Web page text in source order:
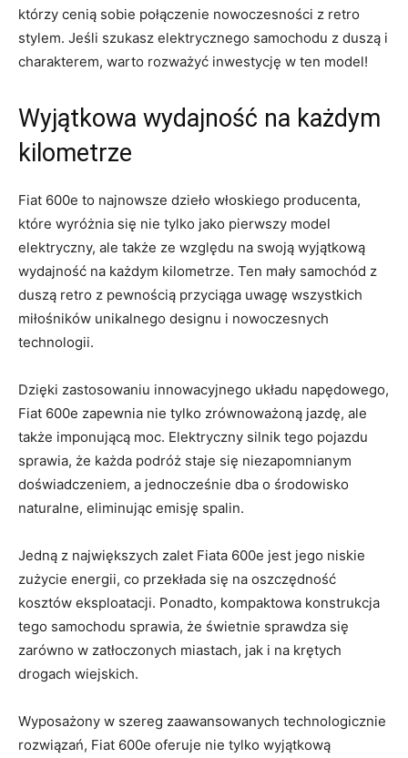
którzy cenią sobie ⁤połączenie nowoczesności z retro​
stylem. Jeśli szukasz elektrycznego samochodu z duszą i
charakterem, warto rozważyć inwestycję w ten model!
Wyjątkowa wydajność na‍ każdym
kilometrze
Fiat 600e‌ to ​najnowsze dzieło włoskiego producenta,‌
które⁤ wyróżnia się nie tylko jako pierwszy model
elektryczny, ⁣ale także ze względu na swoją wyjątkową
wydajność na każdym kilometrze. Ten mały samochód z
duszą​ retro z pewnością⁣ przyciąga uwagę wszystkich
miłośników unikalnego designu i nowoczesnych
technologii.
Dzięki zastosowaniu innowacyjnego układu napędowego,
Fiat 600e ⁢zapewnia nie tylko zrównoważoną jazdę, ale
także‌ imponującą ⁣moc. Elektryczny silnik tego pojazdu
sprawia, że każda podróż staje się niezapomnianym
doświadczeniem, a jednocześnie dba​ o środowisko
naturalne, eliminując emisję spalin.
Jedną z największych zalet ⁤Fiata 600e jest ⁤jego niskie
zużycie⁣ energii, co przekłada‌ się na oszczędność
kosztów⁢ eksploatacji.‍ Ponadto, kompaktowa konstrukcja
tego samochodu ‍sprawia, że‍ świetnie sprawdza się
zarówno w zatłoczonych miastach, jak i na krętych
drogach ​wiejskich.
Wyposażony w szereg zaawansowanych technologicznie
rozwiązań, Fiat 600e oferuje nie tylko wyjątkową